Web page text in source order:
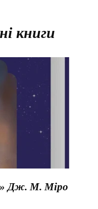
книги
Дж. М. Міро